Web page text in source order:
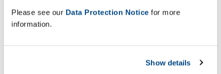
Please see our Data Protection Notice for more
information.
Show details
Precisão melhorada da programação
forem expedidas demasiado cedo. Os